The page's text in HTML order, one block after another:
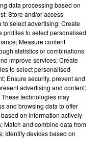
annonce un nouvel
tournée mondiale
Lens dévoilent leur
attendue
Snake changeait de
data processing based on
Store and/or access
select advertising; Create
profiles to select personalised
Measure content
statistics or combinations
improve services; Create
to select personalised
Ensure security, prevent and
advertising and content;
technologies may
and browsing data to offer
on information actively
Match and combine data from
Identify devices based on